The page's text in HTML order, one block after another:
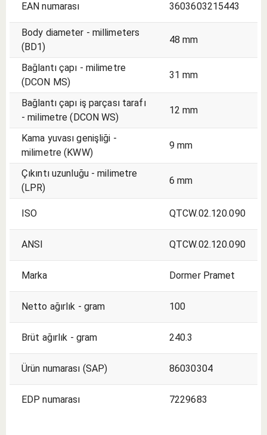
EAN numarası 3603603215443
Body diameter - millimeters
(BD1)
48 mm
Bağlantı çapı - milimetre
(DCON MS)
31 mm
Bağlantı çapı iş parçası tarafı
- milimetre (DCON WS)
12 mm
Kama yuvası genişliği -
milimetre (KWW)
9 mm
Çıkıntı uzunluğu - milimetre
(LPR)
6 mm
ISO QTCW.02.120.090
ANSI QTCW.02.120.090
Marka Dormer Pramet
Netto ağırlık - gram 100
Brüt ağırlık - gram 240.3
Ürün numarası (SAP) 86030304
EDP numarası 7229683